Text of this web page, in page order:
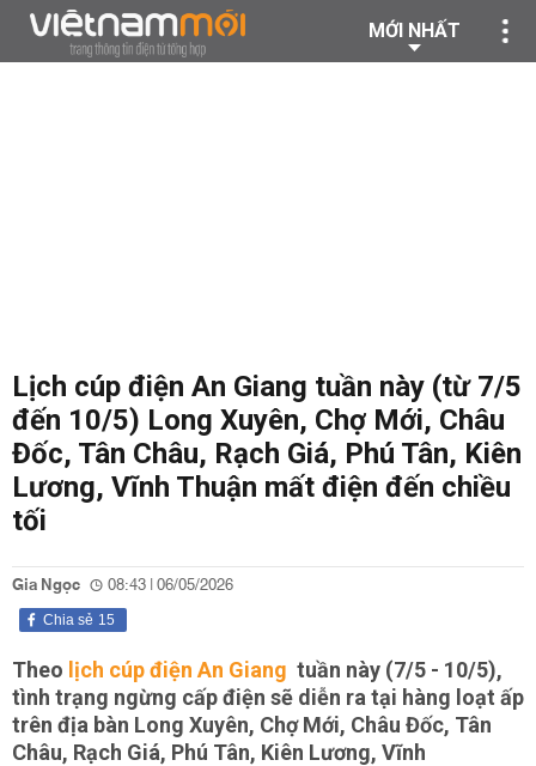
MỚI NHẤT
Lịch cúp điện An Giang tuần này (từ 7/5
đến 10/5) Long Xuyên, Chợ Mới, Châu
Đốc, Tân Châu, Rạch Giá, Phú Tân, Kiên
Lương, Vĩnh Thuận mất điện đến chiều
tối
Gia Ngọc 08:43 | 06/05/2026
15
Chia sẻ
Theo lịch cúp điện An Giang tuần này (7/5 - 10/5),
tình trạng ngừng cấp điện sẽ diễn ra tại hàng loạt ấp
trên địa bàn Long Xuyên, Chợ Mới, Châu Đốc, Tân
Châu, Rạch Giá, Phú Tân, Kiên Lương, Vĩnh